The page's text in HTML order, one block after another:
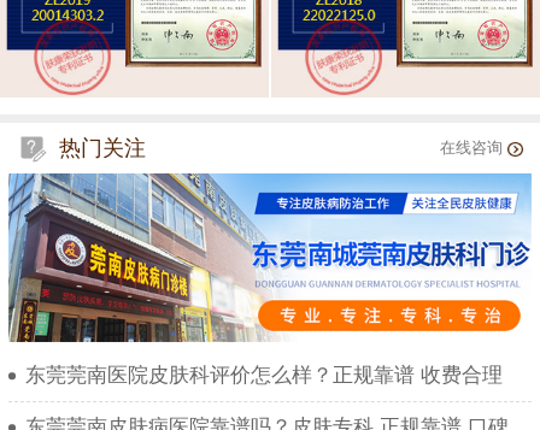
热门关注 在线咨询
东莞莞南医院皮肤科评价怎么样？正规靠谱 收费合理